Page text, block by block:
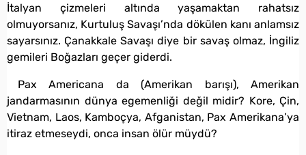
İtalyan çizmeleri altında yaşamaktan rahatsız
olmuyorsanız, Kurtuluş Savaşı’nda dökülen kanı anlamsız
sayarsınız. Çanakkale Savaşı diye bir savaş olmaz, İngiliz
gemileri Boğazları geçer giderdi.
Pax Americana da (Amerikan barışı), Amerikan
jandarmasının dünya egemenliği değil midir? Kore, Çin,
Vietnam, Laos, Kamboçya, Afganistan, Pax Amerikana’ya
itiraz etmeseydi, onca insan ölür müydü?